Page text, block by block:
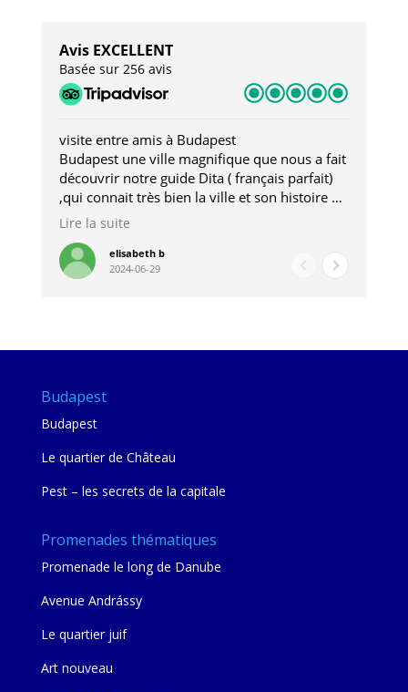
Avis EXCELLENT
Basée sur 256 avis
visite entre amis à Budapest
Budapest une ville magnifique que nous a fait
découvrir notre guide Dita ( français parfait)
,qui connait très bien la ville et son histoire et
qui nous a permis d'accéder à des lieux
pour les restaurants . A la fin de notre séjour
nous étions plus avec une amie qu' une guide
Lire la suite
elisabeth b
2024-06-29
Budapest
Budapest
Le quartier de Château
Pest – les secrets de la capitale
Promenades thématiques
Promenade le long de Danube
Avenue Andrássy
Le quartier juif
Art nouveau